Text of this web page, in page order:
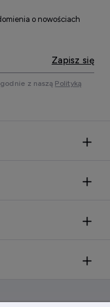
o nowościach
Zapisz się
z naszą Polityką